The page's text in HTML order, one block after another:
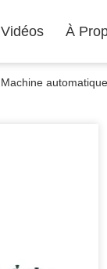
Vidéos À
Machine